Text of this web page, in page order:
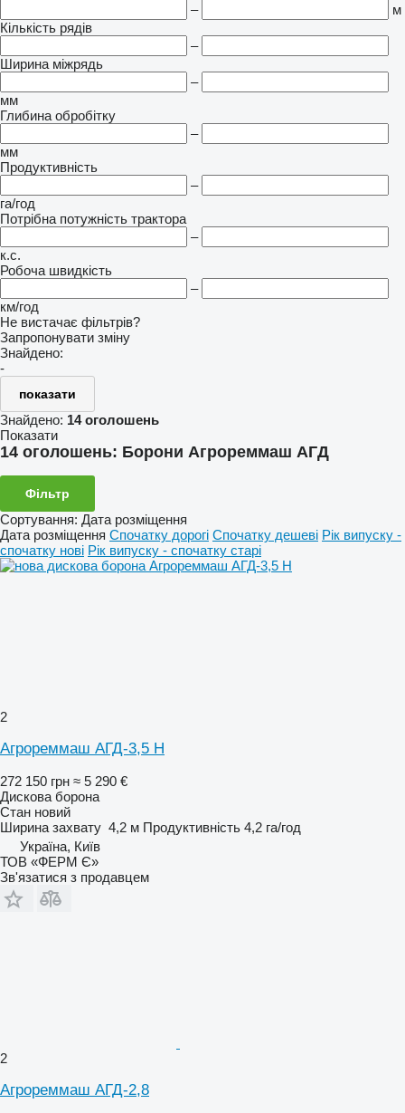
–
м
Кількість рядів
–
Ширина міжрядь
–
мм
Глибина обробітку
–
мм
Продуктивність
–
га/год
Потрібна потужність трактора
–
к.с.
Робоча швидкість
–
км/год
Не вистачає фільтрів?
Запропонувати зміну
Знайдено:
-
показати
Знайдено: 14 оголошень
Показати
14 оголошень: Борони Агрореммаш АГД
Фільтр
Сортування: Дата розміщення
Дата розміщення Спочатку дорогі Спочатку дешеві Рік випуску -
спочатку нові Рік випуску - спочатку старі
2
Агрореммаш АГД-3,5 Н
272 150 грн ≈ 5 290 €
Дискова борона
Стан новий
Ширина захвату 4,2 м Продуктивність 4,2 га/год
Україна, Київ
ТОВ «ФЕРМ Є»
Зв'язатися з продавцем
2
Агрореммаш АГД-2,8